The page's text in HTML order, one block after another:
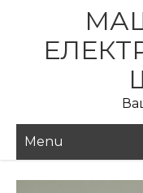
content
Menu